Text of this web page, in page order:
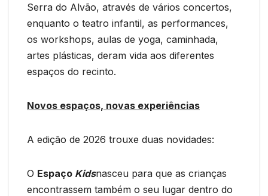
Serra do Alvão, através de vários concertos,
enquanto o teatro infantil, as performances,
os workshops, aulas de yoga, caminhada,
artes plásticas, deram vida aos diferentes
espaços do recinto.
Novos espaços, novas experiências
A edição de 2026 trouxe duas novidades:
O Espaço Kidsnasceu para que as crianças
encontrassem também o seu lugar dentro do